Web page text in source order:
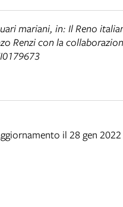
mariani, in: Il Reno
Renzi con la
il 28 gen 2022